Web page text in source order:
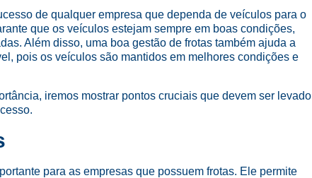
de qualquer empresa que dependa de veículos para o
que os veículos estejam sempre em boas condições,
Além disso, uma boa gestão de frotas também ajuda a
pois os veículos são mantidos em melhores condições e
iremos mostrar pontos cruciais que devem ser levado
para as empresas que possuem frotas. Ele permite